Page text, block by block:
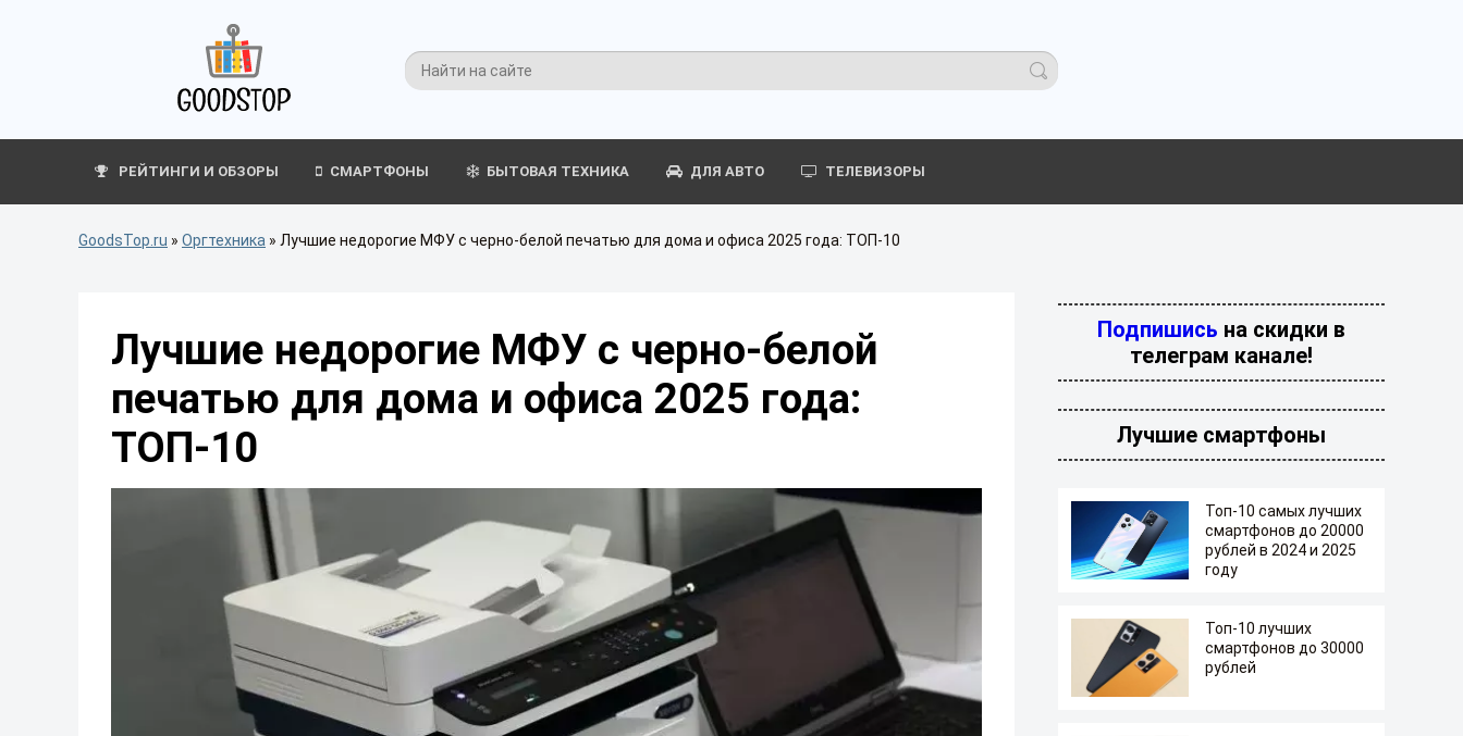
РЕЙТИНГИ И ОБЗОРЫ СМАРТФОНЫ БЫТОВАЯ ТЕХНИКА ДЛЯ АВТО ТЕЛЕВИЗОРЫ
GoodsTop.ru » Оргтехника » Лучшие недорогие МФУ с черно-белой печатью для дома и офиса 2025 года: ТОП-10
Лучшие недорогие МФУ с черно-белой
печатью для дома и офиса 2025 года:
ТОП-10
Подпишись на скидки в
телеграм канале!
Лучшие смартфоны
Топ-10 самых лучших
смартфонов до 20000
рублей в 2024 и 2025
году
Топ-10 лучших
смартфонов до 30000
рублей